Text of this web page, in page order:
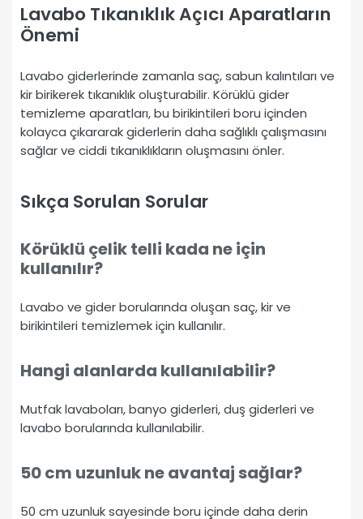
Lavabo Tıkanıklık Açıcı Aparatların
Önemi
Lavabo giderlerinde zamanla saç, sabun kalıntıları ve
kir birikerek tıkanıklık oluşturabilir. Körüklü gider
temizleme aparatları, bu birikintileri boru içinden
kolayca çıkararak giderlerin daha sağlıklı çalışmasını
sağlar ve ciddi tıkanıklıkların oluşmasını önler.
Sıkça Sorulan Sorular
Körüklü çelik telli kada ne için
kullanılır?
Lavabo ve gider borularında oluşan saç, kir ve
birikintileri temizlemek için kullanılır.
Hangi alanlarda kullanılabilir?
Mutfak lavaboları, banyo giderleri, duş giderleri ve
lavabo borularında kullanılabilir.
50 cm uzunluk ne avantaj sağlar?
50 cm uzunluk sayesinde boru içinde daha derin